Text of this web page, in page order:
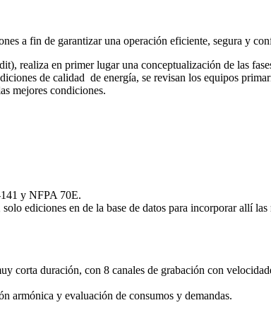
a fin de garantizar una operación eficiente, segura y
realiza en primer lugar una conceptualización de las
de calidad de energía, se revisan los equipos
mejores condiciones.
y NFPA 70E.
ediciones en de la base de datos para incorporar allí
corta duración, con 8 canales de grabación con
armónica y evaluación de consumos y demandas.